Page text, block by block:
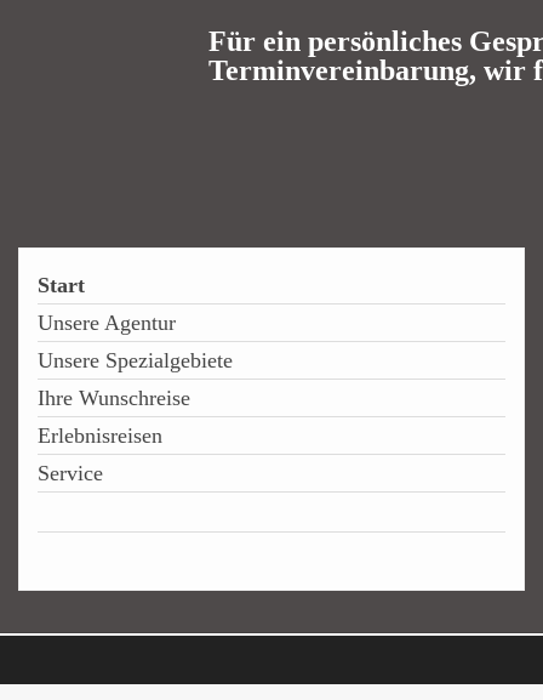
Für ein persönliches
Terminvereinbarung, wir
Start
Unsere Agentur
Unsere Spezialgebiete
Ihre Wunschreise
Erlebnisreisen
Service